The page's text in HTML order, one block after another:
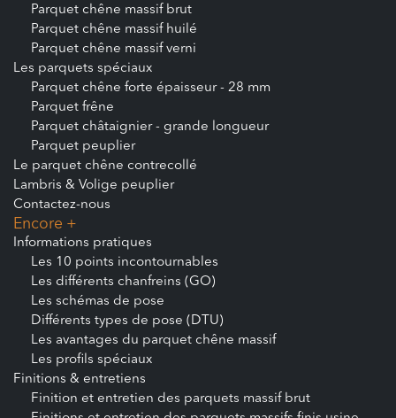
Parquet chêne massif brut
Parquet chêne massif huilé
Parquet chêne massif verni
Les parquets spéciaux
Parquet chêne forte épaisseur - 28 mm
Parquet frêne
Parquet châtaignier - grande longueur
Parquet peuplier
Le parquet chêne contrecollé
Lambris & Volige peuplier
Contactez-nous
Encore +
Informations pratiques
Les 10 points incontournables
Les différents chanfreins (GO)
Les schémas de pose
Différents types de pose (DTU)
Les avantages du parquet chêne massif
Les profils spéciaux
Finitions & entretiens
Finition et entretien des parquets massif brut